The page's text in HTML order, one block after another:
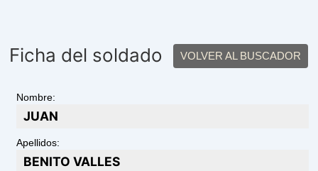
Ficha del soldado VOLVER AL BUSCADOR
Nombre:
JUAN
Apellidos:
BENITO VALLES